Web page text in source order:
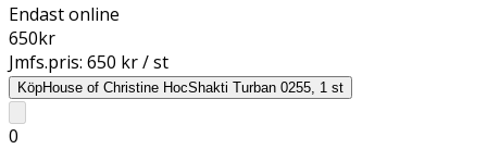
Endast online
650kr
Jmfs.pris: 650 kr / st
KöpHouse of Christine HocShakti Turban 0255, 1 st
0